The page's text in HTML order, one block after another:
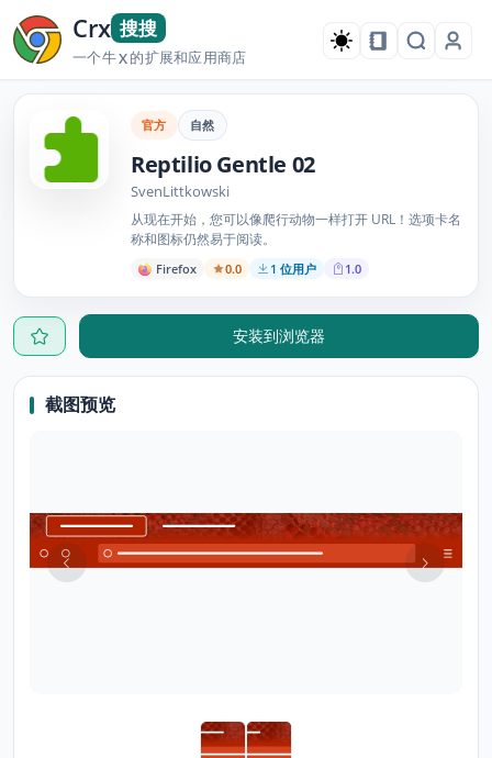
Crx 搜搜
一个牛X的扩展和应用商店
官方 自然
Reptilio Gentle 02
SvenLittkowski
从现在开始，您可以像爬行动物一样打开 URL！选项卡名
称和图标仍然易于阅读。
Firefox 0.0 1 位用户 1.0
安装到浏览器
截图预览